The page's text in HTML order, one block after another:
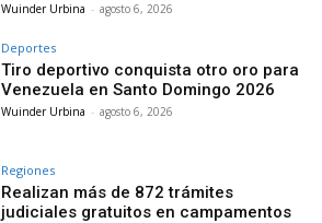
Wuinder Urbina - agosto 6, 2026
Deportes
Tiro deportivo conquista otro oro para
Venezuela en Santo Domingo 2026
Wuinder Urbina - agosto 6, 2026
Regiones
Realizan más de 872 trámites
judiciales gratuitos en campamentos